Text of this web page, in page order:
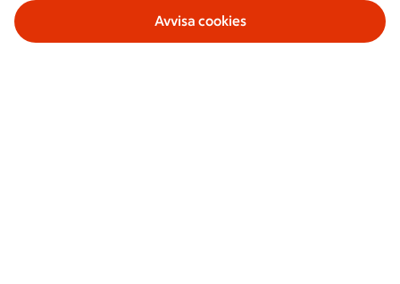
Avvisa cookies